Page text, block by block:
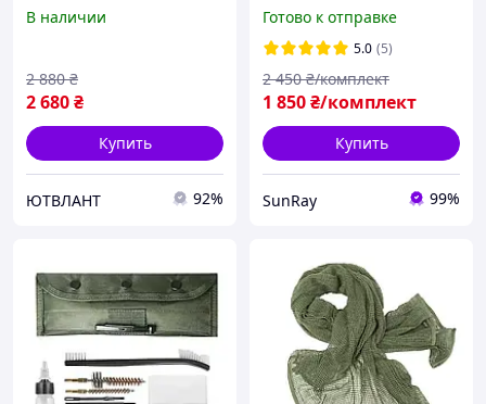
В наличии
2 680₴
2 880 ₴
Купить
ЮТВЛАНТ 92%
насадками под разные
калибры
Готово к отправке
5.0 (5)
1 850₴/комплект
2 450 ₴/комплект
Купить
SunRay 99%